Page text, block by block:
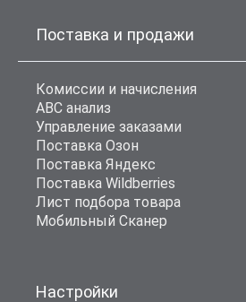
Поставка и продажи
Комиссии и начисления
ABC анализ
Управление заказами
Поставка Озон
Поставка Яндекс
Поставка Wildberries
Лист подбора товара
Мобильный Сканер
Настройки